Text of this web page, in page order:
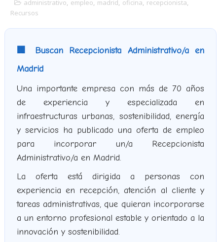
administrativo, empleo, madrid, oficina, recepcionista,
Recursos
🏢 Buscan Recepcionista Administrativo/a en
Madrid
Una importante empresa con más de 70 años
de experiencia y especializada en
infraestructuras urbanas, sostenibilidad, energía
y servicios ha publicado una oferta de empleo
para incorporar un/a Recepcionista
Administrativo/a en Madrid.
La oferta está dirigida a personas con
experiencia en recepción, atención al cliente y
tareas administrativas, que quieran incorporarse
a un entorno profesional estable y orientado a la
innovación y sostenibilidad.